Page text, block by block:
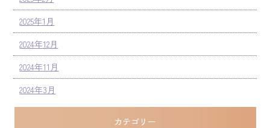
2025年1月
2024年12月
2024年11月
2024年3月
カテゴリー